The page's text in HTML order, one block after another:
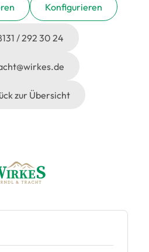
Konfigurieren
/ 292 30 24
zur Übersicht